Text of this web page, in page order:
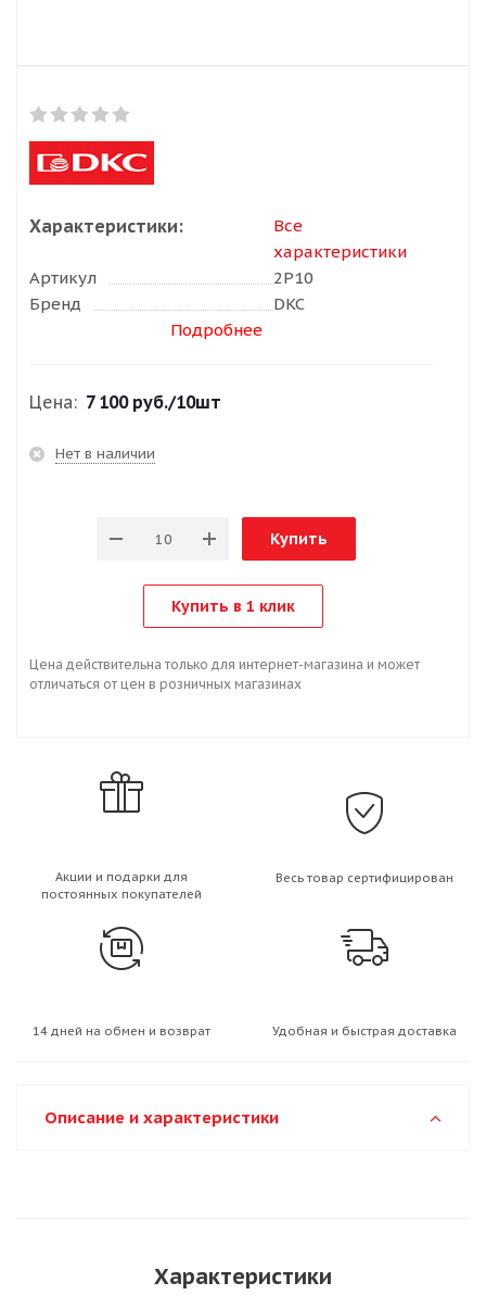
Характеристики:
Все
характеристики
Артикул
2P10
Бренд
DKC
Подробнее
Цена: 7 100 руб./10шт
Нет в наличии
Купить
Купить в 1 клик
Цена действительна только для интернет-магазина и может
отличаться от цен в розничных магазинах
Акции и подарки для
постоянных покупателей
Весь товар сертифицирован
14 дней на обмен и возврат Удобная и быстрая доставка
Описание и характеристики
Характеристики